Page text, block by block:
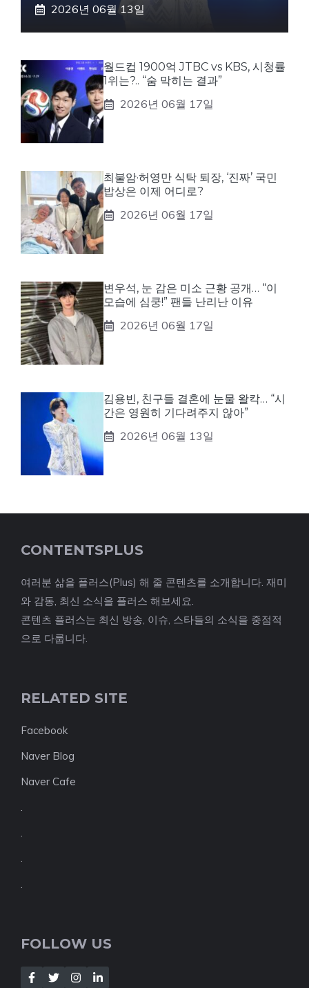
2026년 06월 13일
월드컵 1900억 JTBC vs KBS, 시청률
1위는?.. “숨 막히는 결과”
2026년 06월 17일
최불암·허영만 식탁 퇴장, ‘진짜’ 국민
밥상은 이제 어디로?
2026년 06월 17일
변우석, 눈 감은 미소 근황 공개… “이
모습에 심쿵!” 팬들 난리난 이유
2026년 06월 17일
김용빈, 친구들 결혼에 눈물 왈칵… “시
간은 영원히 기다려주지 않아”
2026년 06월 13일
CONTENTSPLUS
여러분 삶을 플러스(Plus) 해 줄 콘텐츠를 소개합니다. 재미
와 감동, 최신 소식을 플러스 해보세요.
콘텐츠 플러스는 최신 방송, 이슈, 스타들의 소식을 중점적
으로 다룹니다.
RELATED SITE
Facebook
Naver Blog
Naver Cafe
.
.
.
.
FOLLOW US